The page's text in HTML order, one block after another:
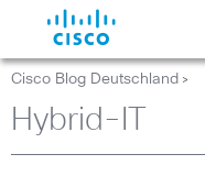
Cisco Blog Deutschland >
Hybrid-IT